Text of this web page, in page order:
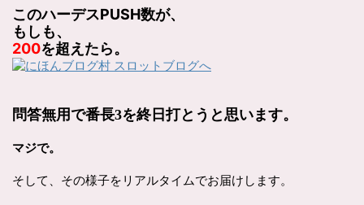
このハーデスPUSH数が、
もしも、
200を超えたら。
問答無用で番長3を終日打とうと思います。
マジで。
そして、その様子をリアルタイムでお届けします。